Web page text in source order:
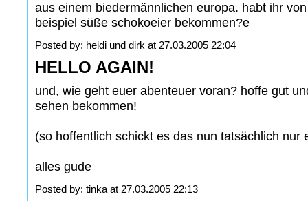
aus einem biedermännlichen europa. habt ihr
beispiel süße schokoeier bekommen?e
Posted by: heidi und dirk at 27.03.2005 22:04
HELLO AGAIN!
und, wie geht euer abenteuer voran? hoffe gut
sehen bekommen!
(so hoffentlich schickt es das nun tatsächlich nur
alles gude
Posted by: tinka at 27.03.2005 22:13